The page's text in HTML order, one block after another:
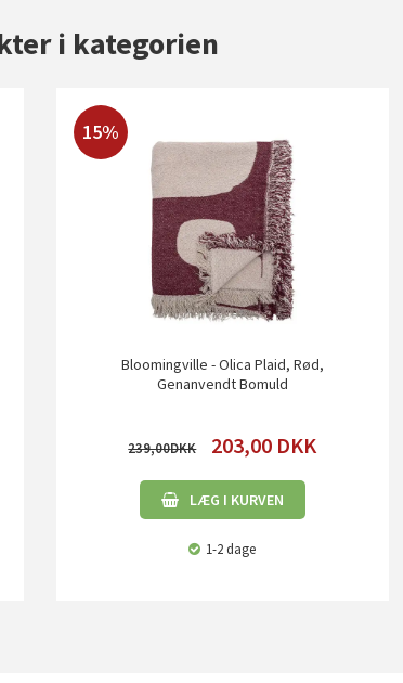
i kategorien
15%
Bloomingville - Olica Plaid, Rød,
Genanvendt Bomuld
239,00 203,00 DKK
LÆG I KURVEN
1-2 dage